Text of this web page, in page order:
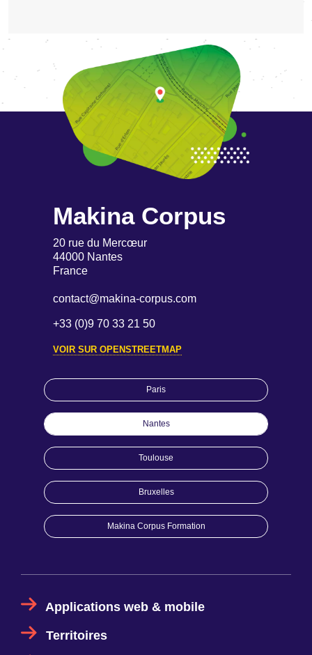
Applications web & mobile
Territoires
Paris
Nantes
Toulouse
Bruxelles
Makina Corpus Formation
Makina Corpus
20 rue du Mercœur
44000 Nantes
France
contact@makina-corpus.com
+33 (0)9 70 33 21 50
VOIR SUR OPENSTREETMAP